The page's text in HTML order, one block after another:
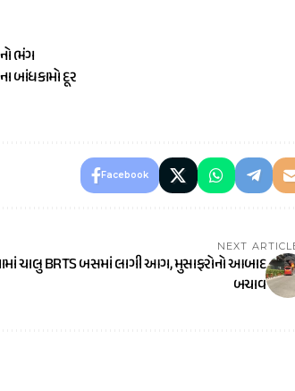
ભંગ
બાંધકામો દૂર
Facebook
NEXT
ચાલુ BRTS બસમાં લાગી આગ, મુસાફરોનો આબાદ
બચાવ